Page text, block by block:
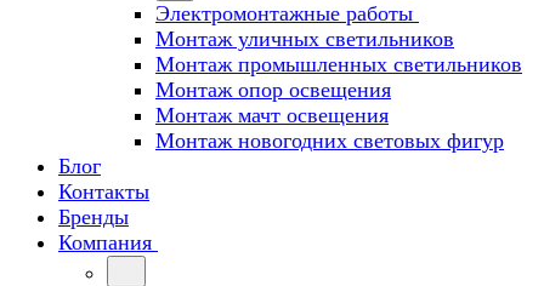
Электромонтажные работы
Монтаж уличных светильников
Монтаж промышленных светильников
Монтаж опор освещения
Монтаж мачт освещения
Монтаж новогодних световых фигур
Блог
Контакты
Бренды
Компания